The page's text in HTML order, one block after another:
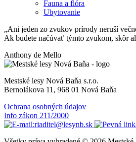
Fauna a flóra
Ubytovanie
„Ani jeden zo zvukov prírody neruší
Ak budete načúvať týmto zvukom, skôr
Anthony de Mello
Mestské lesy Nová Baňa s.r.o.
Bernolákova 11, 968 01 Nová Baňa
Ochrana osobných údajov
Info zákon 211/2000
riaditel@lesynb.sk